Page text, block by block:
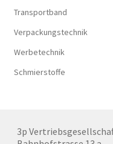
Transportband
Verpackungstechnik
Werbetechnik
Schmierstoffe
3p